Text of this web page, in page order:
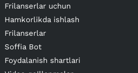
Frilanserlar uchun
Hamkorlikda ishlash
Frilanserlar
Soffia Bot
Foydalanish shartlari